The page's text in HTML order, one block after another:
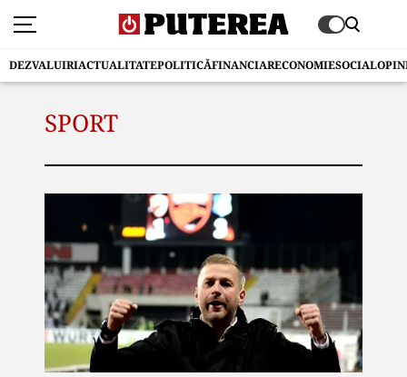
DEZVALUIRIACTUALITATEPOLITICĂFINANCIARECONOMIESOCIAL
SPORT